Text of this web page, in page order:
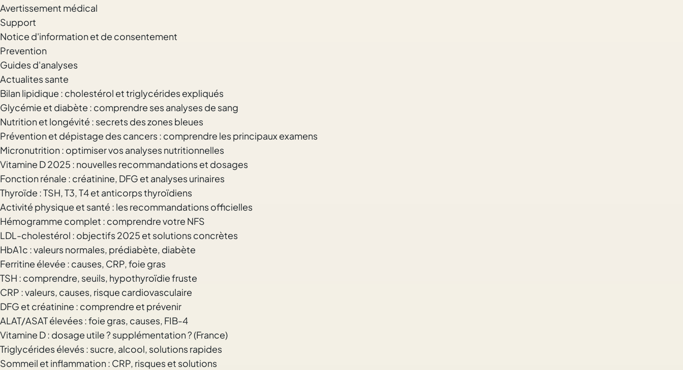
Avertissement médical
Support
Notice d'information et de consentement
Prevention
Guides d'analyses
Actualites sante
Bilan lipidique : cholestérol et triglycérides expliqués
Glycémie et diabète : comprendre ses analyses de sang
Nutrition et longévité : secrets des zones bleues
Prévention et dépistage des cancers : comprendre les principaux examens
Micronutrition : optimiser vos analyses nutritionnelles
Vitamine D 2025 : nouvelles recommandations et dosages
Fonction rénale : créatinine, DFG et analyses urinaires
Thyroïde : TSH, T3, T4 et anticorps thyroïdiens
Activité physique et santé : les recommandations officielles
Hémogramme complet : comprendre votre NFS
LDL-cholestérol : objectifs 2025 et solutions concrètes
HbA1c : valeurs normales, prédiabète, diabète
Ferritine élevée : causes, CRP, foie gras
TSH : comprendre, seuils, hypothyroïdie fruste
CRP : valeurs, causes, risque cardiovasculaire
DFG et créatinine : comprendre et prévenir
ALAT/ASAT élevées : foie gras, causes, FIB-4
Vitamine D : dosage utile ? supplémentation ? (France)
Triglycérides élevés : sucre, alcool, solutions rapides
Sommeil et inflammation : CRP, risques et solutions